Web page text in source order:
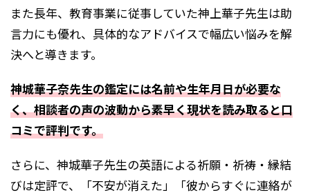
また長年、教育事業に従事していた神上華子先生は助
言力にも優れ、具体的なアドバイスで幅広い悩みを解
決へと導きます。
神城華子奈先生の鑑定には名前や生年月日が必要な
く、相談者の声の波動から素早く現状を読み取ると口
コミで評判です。
さらに、神城華子先生の英語による祈願・祈祷・縁結
びは定評で、「不安が消えた」「彼からすぐに連絡が